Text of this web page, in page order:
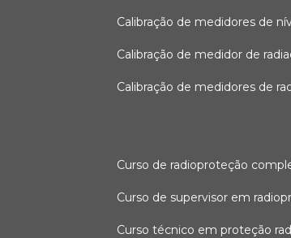
calibração de medidores de
calibração de medidor de
calibração de medidores de
curso de radioproteção
curso de supervisor em
curso técnico em proteção